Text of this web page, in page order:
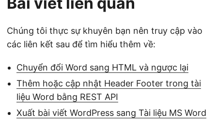
Chúng tôi thực sự khuyên bạn nên truy cập vào
các liên kết sau để tìm hiểu thêm về:
Chuyển đổi Word sang HTML và ngược lại
Thêm hoặc cập nhật Header Footer trong tài
liệu Word bằng REST API
Xuất bài viết WordPress sang Tài liệu MS Word